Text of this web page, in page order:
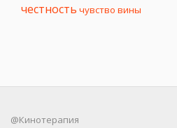
честность чувство вины
@Кинотерапия